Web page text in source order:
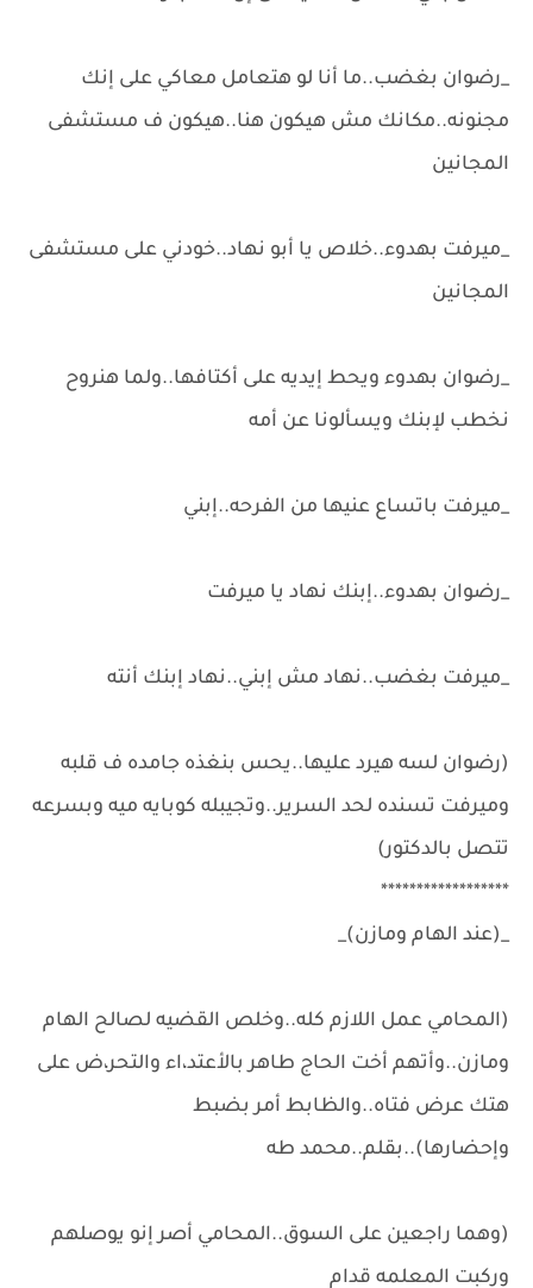
_رضوان بغضب..ما أنا لو هتعامل معاكي على إنك
مجنونه..مكانك مش هيكون هنا..هيكون ف مستشفى
المجانين
_ميرفت بهدوء..خلاص يا أبو نهاد..خودني على مستشفى
المجانين
_رضوان بهدوء ويحط إيديه على أكتافها..ولما هنروح
نخطب لإبنك ويسألونا عن أمه
_ميرفت باتساع عنيها من الفرحه..إبني
_رضوان بهدوء..إبنك نهاد يا ميرفت
_ميرفت بغضب..نهاد مش إبني..نهاد إبنك أنته
(رضوان لسه هيرد عليها..يحس بنغذه جامده ف قلبه
وميرفت تسنده لحد السرير..وتجيبله كوبايه ميه وبسرعه
تتصل بالدكتور)
******************
_(عند الهام ومازن)_
(المحامي عمل اللازم كله..وخلص القضيه لصالح الهام
ومازن..وأتهم أخت الحاج طاهر بالأعتد،اء والتحر،ض على
هتك عرض فتاه..والظابط أمر بضبط
وإحضارها)..بقلم..محمد طه
(وهما راجعين على السوق..المحامي أصر إنو يوصلهم
وركبت المعلمه قدام